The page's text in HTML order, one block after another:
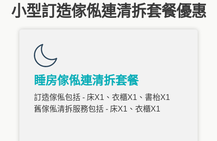
小型訂造傢俬連清拆套餐優惠
睡房傢俬連清拆套餐
訂造傢俬包括 - 床X1、衣櫃X1、書枱X1
舊傢俬清拆服務包括 - 床X1、衣櫃X1